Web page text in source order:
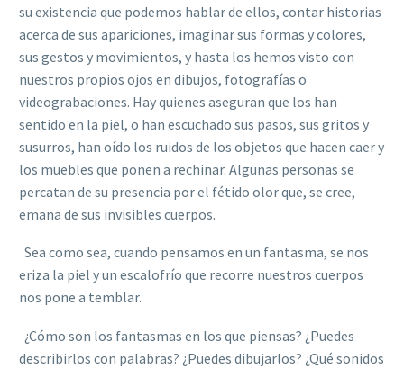
su existencia que podemos hablar de ellos, contar historias
acerca de sus apariciones, imaginar sus formas y colores,
sus gestos y movimientos, y hasta los hemos visto con
nuestros propios ojos en dibujos, fotografías o
videograbaciones. Hay quienes aseguran que los han
sentido en la piel, o han escuchado sus pasos, sus gritos y
susurros, han oído los ruidos de los objetos que hacen caer y
los muebles que ponen a rechinar. Algunas personas se
percatan de su presencia por el fétido olor que, se cree,
emana de sus invisibles cuerpos.
Sea como sea, cuando pensamos en un fantasma, se nos
eriza la piel y un escalofrío que recorre nuestros cuerpos
nos pone a temblar.
¿Cómo son los fantasmas en los que piensas? ¿Puedes
describirlos con palabras? ¿Puedes dibujarlos? ¿Qué sonidos